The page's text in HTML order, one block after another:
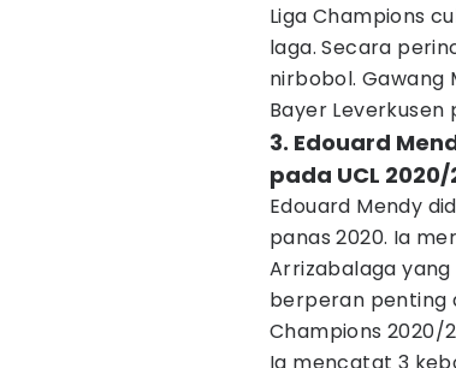
Liga Champions
laga. Secara
nirbobol. Gawang
Bayer Leverkusen
3. Edouard
pada UCL 2020/
Edouard Mendy
panas 2020. Ia
Arrizabalaga
berperan penting
Champions 2020/